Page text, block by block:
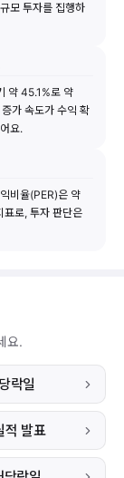
모 투자를 집행하
약 45.1%로 약
가 속도가 수익 확
요.
비율(PER)은 약
표로, 투자 판단은
요.
락일
적 발표